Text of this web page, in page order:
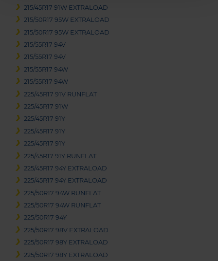
215/45R17 91W EXTRALOAD
215/50R17 95W EXTRALOAD
215/50R17 95W EXTRALOAD
215/55R17 94V
215/55R17 94V
215/55R17 94W
215/55R17 94W
225/45R17 91V RUNFLAT
225/45R17 91W
225/45R17 91Y
225/45R17 91Y
225/45R17 91Y
225/45R17 91Y RUNFLAT
225/45R17 94Y EXTRALOAD
225/45R17 94Y EXTRALOAD
225/50R17 94W RUNFLAT
225/50R17 94W RUNFLAT
225/50R17 94Y
225/50R17 98V EXTRALOAD
225/50R17 98Y EXTRALOAD
225/50R17 98Y EXTRALOAD